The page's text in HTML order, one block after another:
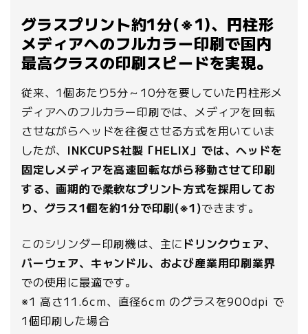
グラスプリント約1分(※1)、円柱形
メディアへのフルカラー印刷で国内
最高クラスの印刷スピードを実現。
従来、1個あたり5分～10分を要していた円柱形メ
ディアへのフルカラー印刷では、メディアを回転
させながらヘッドを往復させる方式を用いていま
したが、 INKCUPS社製「HELIX」では、ヘッドを
固定しメディアを高速回転ながら移動させて印刷
する、画期的で柔軟なプリント方式を採用してお
り、グラス1個を約1分で印刷(※1)できます。
このシリンダー印刷機は、主に ドリンクウェア、
バーウェア、キャンドル、および産業用印刷業界
での使用に最適です。
※1 高さ11.6cm、直径6cm のグラスを900dpi で
1個印刷した場合